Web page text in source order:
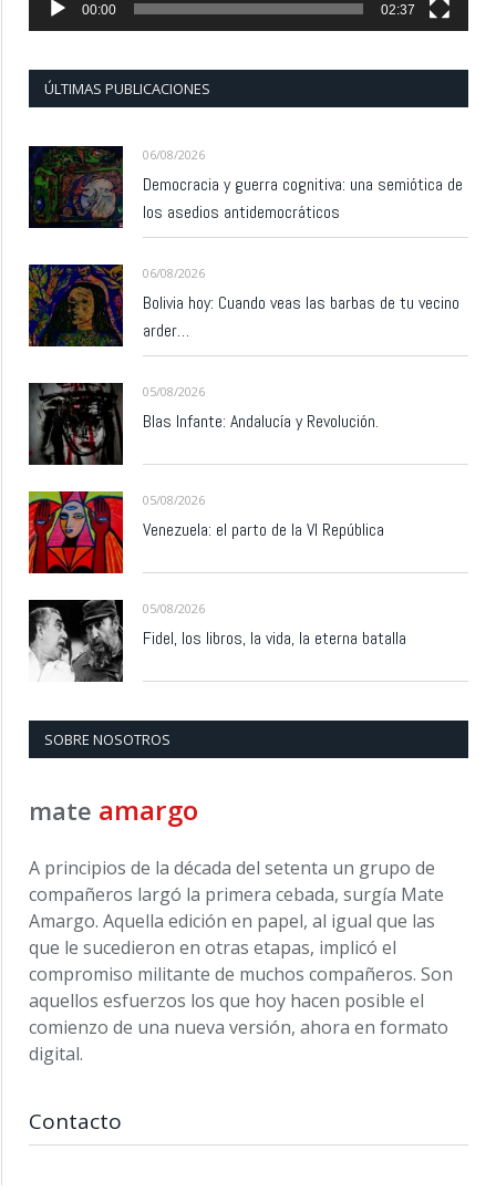
00:00 02:37
ÚLTIMAS PUBLICACIONES
06/08/2026
Democracia y guerra cognitiva: una semiótica de
los asedios antidemocráticos
06/08/2026
Bolivia hoy: Cuando veas las barbas de tu vecino
arder…
05/08/2026
Blas Infante: Andalucía y Revolución.
05/08/2026
Venezuela: el parto de la VI República
05/08/2026
Fidel, los libros, la vida, la eterna batalla
SOBRE NOSOTROS
mate amargo
A principios de la década del setenta un grupo de
compañeros largó la primera cebada, surgía Mate
Amargo. Aquella edición en papel, al igual que las
que le sucedieron en otras etapas, implicó el
compromiso militante de muchos compañeros. Son
aquellos esfuerzos los que hoy hacen posible el
comienzo de una nueva versión, ahora en formato
digital.
Contacto